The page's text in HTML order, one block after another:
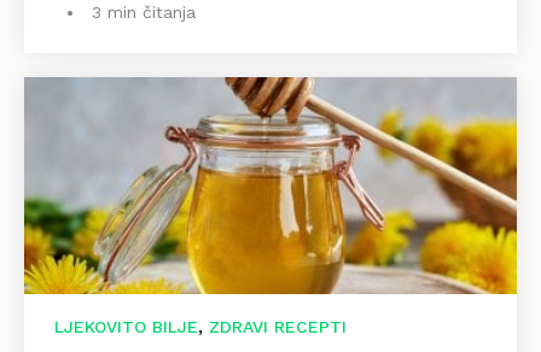
3 min čitanja
LJEKOVITO BILJE, ZDRAVI RECEPTI